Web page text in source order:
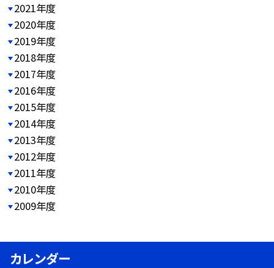
2021年度
2020年度
2019年度
2018年度
2017年度
2016年度
2015年度
2014年度
2013年度
2012年度
2011年度
2010年度
2009年度
カレンダー